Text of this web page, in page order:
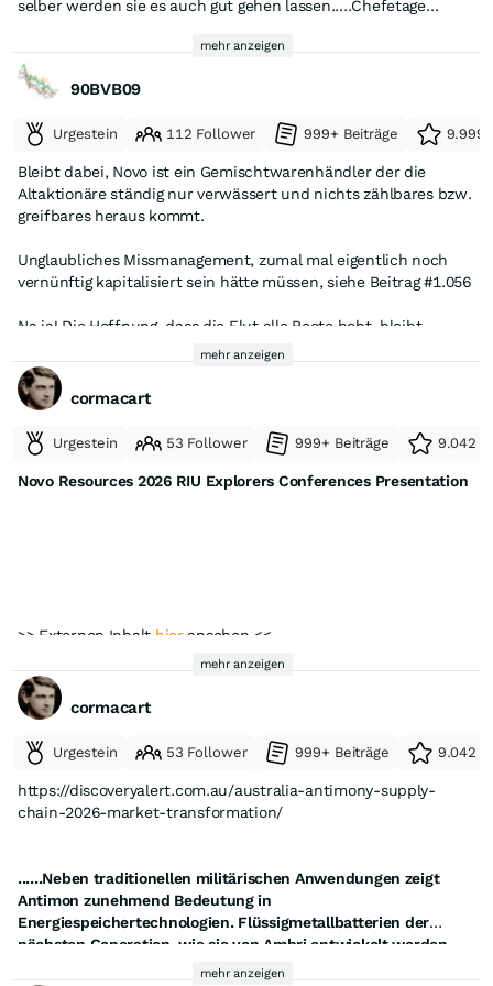
DiePlanungen für ein Bohrprogramm in Tibooburra im
zweiten Halbjahr 2026 schreiten voran,um die
Prospektionsgebiete „Clone“ und „Pioneer“ in der Tiefe zu
untersuchen und das Potenzial entlang des Streichs unterhalb
selber werden sie es auch gut gehen lassen.....Chefetage
mehr anzeigen
90BVB09
Urgestein 112 Follower 999+ Beiträge
Bleibt dabei, Novo ist ein Gemischtwarenhändler der die
Altaktionäre ständig nur verwässert und nichts zählbares bzw.
greifbares heraus kommt.
Unglaubliches Missmanagement, zumal mal eigentlich noch
vernünftig kapitalisiert sein hätte müssen, siehe Beitrag #1.056
Na ja! Die Hoffnung, dass die Flut alle Boote hebt, bleibt
natürlich bestehen. Ansonsten ist nicht viel zu erwarten und
man stellt sich die Frage, was QH da mit seiner eigenen Kohle
getrieben hat?!
Vielleicht sollte der mal seine Crescat bemühen hier bissel
Struktur reinzubringen. Eine einzige Failedstory bis dato und
kein Ende in Sicht... 😕
mehr anzeigen
cormacart
Urgestein 53 Follower 999+ Beiträge 9.042
Novo Resources 2026 RIU Explorers Conferences Presentation
>> Externen Inhalt hieransehen <<
mehr anzeigen
cormacart
Urgestein 53 Follower 999+ Beiträge 9.042
https://discoveryalert.com.au/australia-antimony-supply-
chain-2026-market-transformation/
......Neben traditionellen militärischen Anwendungen zeigt
Antimon zunehmend Bedeutung in
Energiespeichertechnologien. Flüssigmetallbatterien der
nächsten Generation, wie sie von Ambri entwickelt werden,
verwenden die Calcium-Antimon-Chemie, die Vorteile
mehr anzeigen